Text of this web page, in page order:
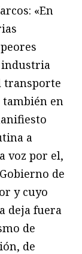
«En
industria
transporte
también en
a
voz por el,
de
y cuyo
deja fuera
de
de